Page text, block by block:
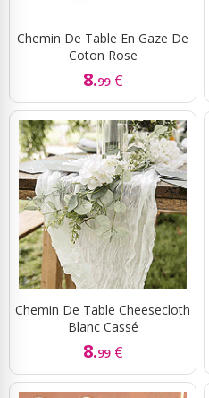
Chemin De Table En Gaze De
Coton Rose
8.99 €
Chemin De Table Cheesecloth
Blanc Cassé
8.99 €